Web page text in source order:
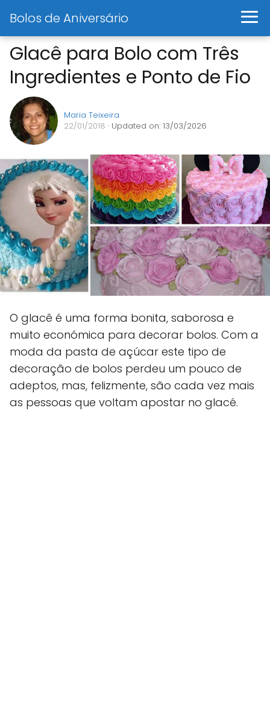
Bolos de Aniversário
Glacê para Bolo com Três
Ingredientes e Ponto de Fio
Maria Teixeira
22/01/2018 · Updated on: 13/03/2026
O glacê é uma forma bonita, saborosa e
muito económica para decorar bolos. Com a
moda da pasta de açúcar este tipo de
decoração de bolos perdeu um pouco de
adeptos, mas, felizmente, são cada vez mais
as pessoas que voltam apostar no glacé.